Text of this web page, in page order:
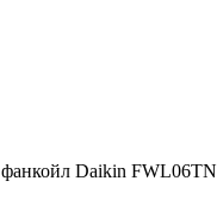
Daikin FWL06TN